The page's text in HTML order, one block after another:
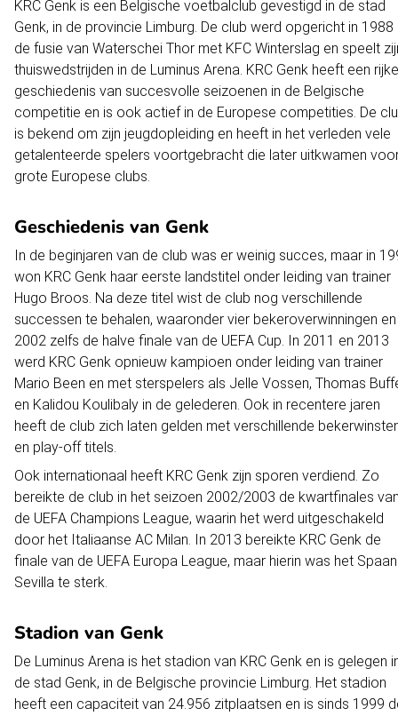
KRC Genk is een Belgische voetbalclub gevestigd in de stad
Genk, in de provincie Limburg. De club werd opgericht in 1988
de fusie van Waterschei Thor met KFC Winterslag en speelt
thuiswedstrijden in de Luminus Arena. KRC Genk heeft een rijke
geschiedenis van succesvolle seizoenen in de Belgische
competitie en is ook actief in de Europese competities. De
is bekend om zijn jeugdopleiding en heeft in het verleden vele
getalenteerde spelers voortgebracht die later uitkwamen
grote Europese clubs.
Geschiedenis van Genk
In de beginjaren van de club was er weinig succes, maar in
won KRC Genk haar eerste landstitel onder leiding van trainer
Hugo Broos. Na deze titel wist de club nog verschillende
successen te behalen, waaronder vier bekeroverwinningen en
2002 zelfs de halve finale van de UEFA Cup. In 2011 en 2013
werd KRC Genk opnieuw kampioen onder leiding van trainer
Mario Been en met sterspelers als Jelle Vossen, Thomas
en Kalidou Koulibaly in de gelederen. Ook in recentere jaren
heeft de club zich laten gelden met verschillende
en play-off titels.
Ook internationaal heeft KRC Genk zijn sporen verdiend. Zo
bereikte de club in het seizoen 2002/2003 de kwartfinales
de UEFA Champions League, waarin het werd uitgeschakeld
door het Italiaanse AC Milan. In 2013 bereikte KRC Genk de
finale van de UEFA Europa League, maar hierin was het
Sevilla te sterk.
Stadion van Genk
De Luminus Arena is het stadion van KRC Genk en is gelegen
de stad Genk, in de Belgische provincie Limburg. Het stadion
heeft een capaciteit van 24.956 zitplaatsen en is sinds 1999